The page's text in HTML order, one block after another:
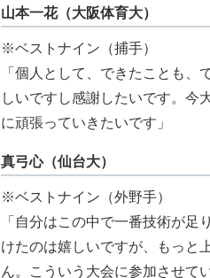
山本一花（大阪体育大）
※ベストナイン（捕手）
「個人として、できたことも
しいですし感謝したいです。今
に頑張っていきたいです」
真弓心（仙台大）
※ベストナイン（外野手）
「自分はこの中で一番技術が
けたのは嬉しいですが、もっと
ん。こういう大会に参加させて